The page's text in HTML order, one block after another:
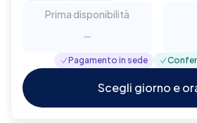
Prima disponibilità
-
Pagamento in sede
Scegli giorno e